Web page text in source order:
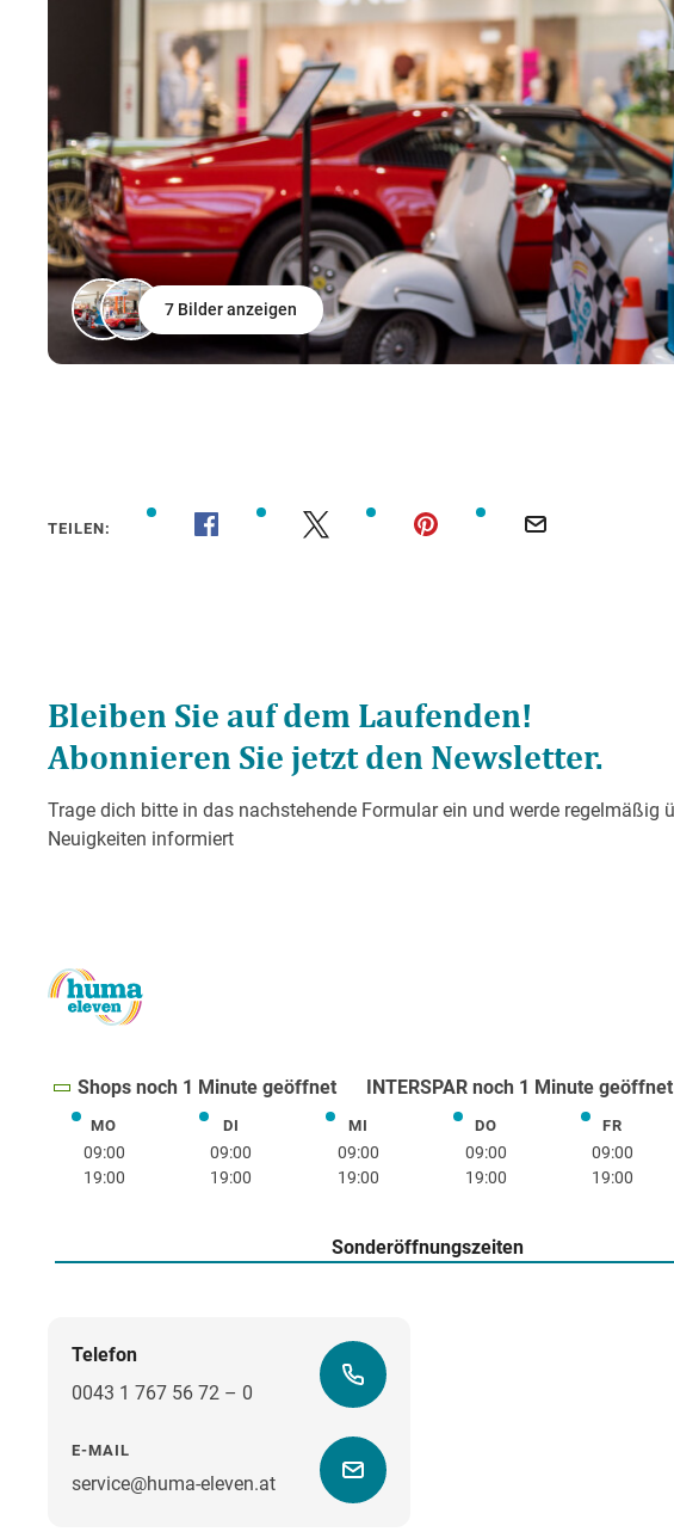
7 Bilder anzeigen
TEILEN:
Shops noch 1 Minute geöffnet INTERSPAR noch 1 Minute geöffnet
MOMontag
09:00
19:00
DIDienstag
09:00
19:00
MIMittwoch
09:00
19:00
DODonnerstag
09:00
19:00
FRFreitag
09:00
19:00
Sonderöffnungszeiten
Telefon
0043 1 767 56 72 – 0
E-MAIL
service@huma-eleven.at